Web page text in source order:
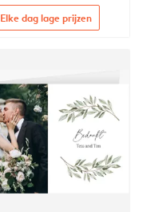
Elke dag lage prijzen